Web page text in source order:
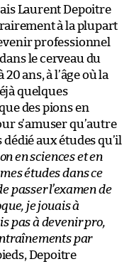
Laurent Depoitre
à la plupart
professionnel
le cerveau du
ans, à l’âge où la
quelques
des pions en
s’amuser qu’autre
aux études qu’il
en sciences et en
études dans ce
passer l’examen de
je jouais à
pas à devenir pro,
par
Depoitre